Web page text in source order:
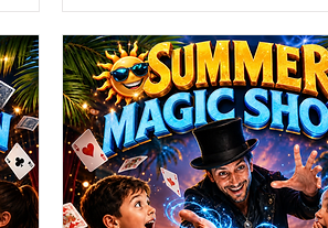
disponibilidad